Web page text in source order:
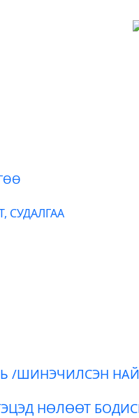
СУДАЛГАА
/ШИНЭЧИЛСЭН
НӨЛӨӨТ